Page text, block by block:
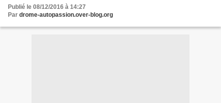
Publié le 08/12/2016 à 14:27
Par drome-autopassion.over-blog.org